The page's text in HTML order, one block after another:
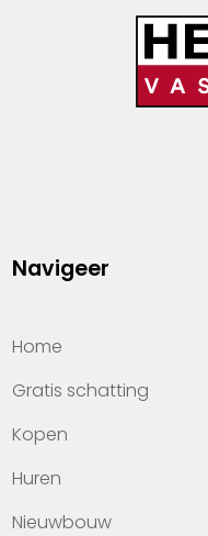
Navigeer
Home
Gratis schatting
Kopen
Huren
Nieuwbouw